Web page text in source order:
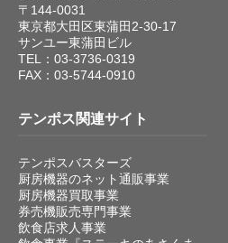
〒144-0031
東京都大田区東蒲田2-30-17
サンユー東蒲田ビル
TEL：03-3736-0319
FAX：03-5744-0910
テンポス関連サイト
テンポスバスターズ
厨房機器のネット通販事業
厨房機器買取事業
券売機販売専門事業
飲食店求人事業